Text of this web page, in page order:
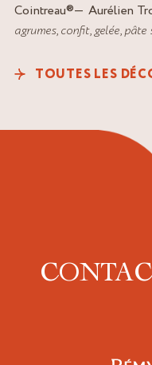
Cointreau®
Aurélien
agrumes,confit,gelée,pâte
TOUTES LES